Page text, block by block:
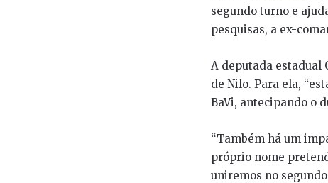
segundo turno e
pesquisas, a ex-
A deputada estadual
de Nilo. Para ela,
BaVi, antecipando o
“Também há um
próprio nome
uniremos no